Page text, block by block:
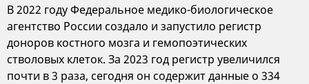
В 2022 году Федеральное медико-биологическое
агентство России создало и запустило регистр
доноров костного мозга и гемопоэтических
стволовых клеток. За 2023 год регистр увеличился
почти в 3 раза, сегодня он содержит данные о 334